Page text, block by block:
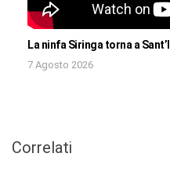
La ninfa Siringa torna a
7 Agosto 2026
Correlati